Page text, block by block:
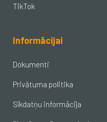
TikTok
Informācijai
Dokumenti
Privātuma politika
Sīkdatņu informācija